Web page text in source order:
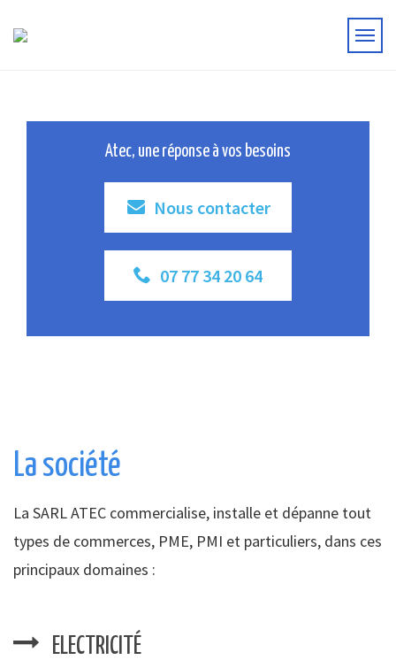
Atec, une réponse à vos besoins
Nous contacter
07 77 34 20 64
La société
La SARL ATEC commercialise, installe et dépanne tout
types de commerces, PME, PMI et particuliers, dans ces
principaux domaines :
ELECTRICITÉ